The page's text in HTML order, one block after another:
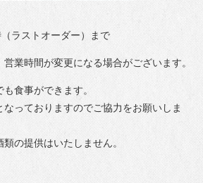
ラストオーダー）まで
業時間が変更になる場合がございます。
食事ができます。
っておりますのでご協力をお願いしま
の提供はいたしません。